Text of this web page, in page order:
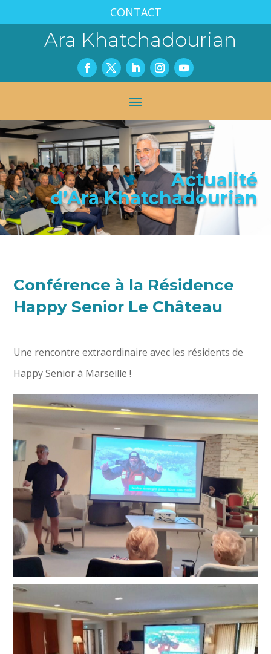
CONTACT
Ara Khatchadourian
Actualité
d’Ara Khatchadourian
Conférence à la Résidence
Happy Senior Le Château
Une rencontre extraordinaire avec les résidents de
Happy Senior à Marseille !